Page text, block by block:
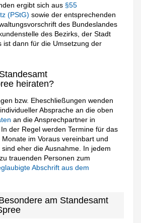
ergibt sich aus §55
(PStG)sowie der entsprechenden
des Bundeslandes
des Bezirks, der Stadt
ist dann für die Umsetzung der
heiraten?
bzw. Eheschließungen wenden
Absprache an die oben
an die Ansprechpartner in
der Regel werden Termine für das
im Voraus vereinbart und
eher die Ausnahme. In jedem
trauenden Personen zum
Abschrift aus dem
am Standesamt